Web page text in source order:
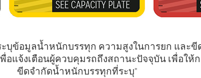
บุข้อมูลน้ำหนักบรรทุก ความสูงในการยก และขี
อแจ้งเตือนผู้ควบคุมรถถึงสถานะปัจจุบัน เพื่อให้
ขีดจำกัดน้ำหนักบรรทุกที่ระบุ"